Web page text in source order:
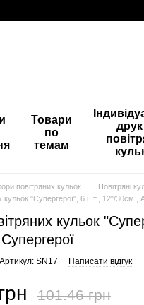
Товари
по
темам
повітряних кульок
Повітряні
кульок "Супергерої", 6 шт., 12"/30см.,
кульок
Артикул: SN17 Написати відгук
101.46 грн